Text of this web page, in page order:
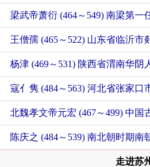
梁武帝萧衍 (464～549) 南梁第一
王僧孺 (465～522) 山东省临沂市
杨津 (469～531) 陕西省渭南华阴
寇亻隽 (484～563) 河北省张家口
北魏孝文帝元宏 (467～499) 中国
陈庆之 (484～539) 南北朝时期南
走进苏